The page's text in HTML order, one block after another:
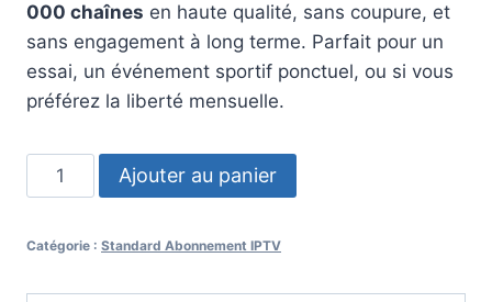
000 chaînes en haute qualité, sans coupure, et
sans engagement à long terme. Parfait pour un
essai, un événement sportif ponctuel, ou si vous
préférez la liberté mensuelle.
quantité
de
Abonnement
Ajouter au panier
Catégorie : Standard Abonnement IPTV